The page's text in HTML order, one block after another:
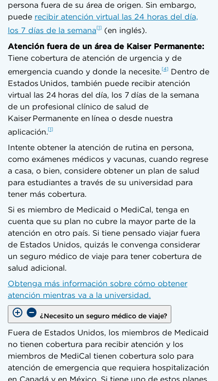
persona fuera de su área de origen. Sin embargo,
puede recibir atención virtual las 24 horas del día,
los 7 días de la semana 1
(en inglés).
Atención fuera de un área de Kaiser Permanente:
Tiene cobertura de atención de urgencia y de
emergencia cuando y donde la necesite. 4
Dentro de
Estados Unidos, también puede recibir atención
virtual las 24 horas del día, los 7 días de la semana
de un profesional clínico de salud de
Kaiser Permanente en línea o desde nuestra
aplicación. 1
Intente obtener la atención de rutina en persona,
como exámenes médicos y vacunas, cuando regrese
a casa, o bien, considere obtener un plan de salud
para estudiantes a través de su universidad para
tener más cobertura.
Si es miembro de Medicaid o MediCal, tenga en
cuenta que su plan no cubre la mayor parte de la
atención en otro país. Si tiene pensado viajar fuera
de Estados Unidos, quizás le convenga considerar
un seguro médico de viaje para tener cobertura de
salud adicional.
Obtenga más información sobre cómo obtener
atención mientras va a la universidad.
¿Necesito un seguro médico de viaje?
Fuera de Estados Unidos, los miembros de Medicaid
no tienen cobertura para recibir atención y los
miembros de MediCal tienen cobertura solo para
atención de emergencia que requiera hospitalización